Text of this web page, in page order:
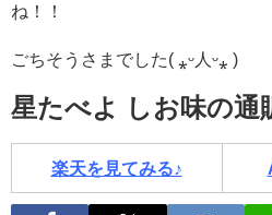
ね！！
ごちそうさまでした( ⁎ᵕ人ᵕ⁎ )
星たべよ しお味の通
楽天を見てみる♪